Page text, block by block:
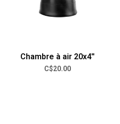
Chambre à air 20x4''
C$20.00